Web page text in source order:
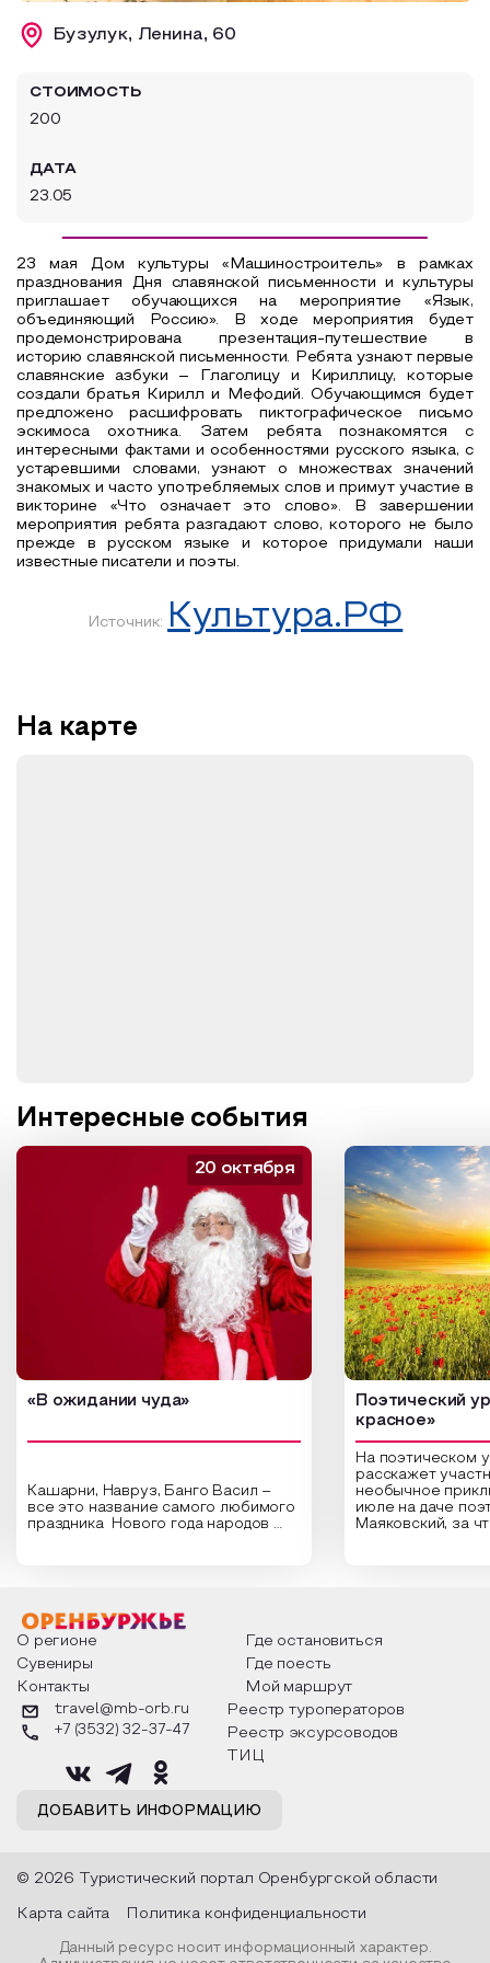
Образовательный туризм
Бузулук, Ленина, 60
СТОИМОСТЬ
200
ДАТА
23.05
23 мая Дом культуры «Машиностроитель» в рамках
празднования Дня славянской письменности и культуры
приглашает обучающихся на мероприятие «Язык,
объединяющий Россию». В ходе мероприятия будет
продемонстрирована презентация-путешествие в
историю славянской письменности. Ребята узнают первые
славянские азбуки – Глаголицу и Кириллицу, которые
создали братья Кирилл и Мефодий. Обучающимся будет
предложено расшифровать пиктографическое письмо
эскимоса охотника. Затем ребята познакомятся с
интересными фактами и особенностями русского языка, с
устаревшими словами, узнают о множествах значений
знакомых и часто употребляемых слов и примут участие в
викторине «Что означает это слово». В завершении
мероприятия ребята разгадают слово, которого не было
прежде в русском языке и которое придумали наши
известные писатели и поэты.
Источник: Культура.РФ
На карте
Интересные события
«В ожидании чуда»
Кашарни, Навруз, Банго Васил –
все это название самого любимого
праздника Нового года народов
о том, как встречают новый год в
разных уголках страны, какие
обряды совершают на удачу и
благополучие, в чем схожи и
различаются традиции. Кто такой
Дед Мороз и откуда он пришел, как
его называют в разных уголках
страны и как появились елочные
20 октября
Поэтический
красное»
На поэтическом
расскажет
необычное
июле на даче
Маяковский, за
Твардовского и
каждой строчке
восхищение
яркому времени
О регионе
Где остановиться
Сувениры
Где поесть
Контакты
Мой маршрут
ДОБАВИТЬ ИНФОРМАЦИЮ
travel@mb-orb.ru
+7 (3532) 32-37-47
Реестр туроператоров
Реестр эксурсоводов
ТИЦ
© 2026 Туристический портал Оренбургской области
Карта сайта Политика конфиденциальности
Данный ресурс носит информационный характер.